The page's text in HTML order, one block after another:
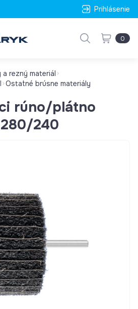
Prihlásenie
0
a rezný materiál
Ostatné brúsne materiály
rúno/plátno
240